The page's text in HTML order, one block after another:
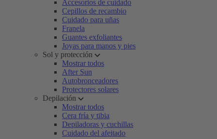
Accesorios de cuidado
Cepillos de recambio
Cuidado para uñas
Franela
Guantes exfoliantes
Joyas para manos y pies
Sol y protección
Mostrar todos
After Sun
Autobronceadores
Protectores solares
Depilación
Mostrar todos
Cera fría y tibia
Depiladoras y cuchillas
Cuidado del afeitado